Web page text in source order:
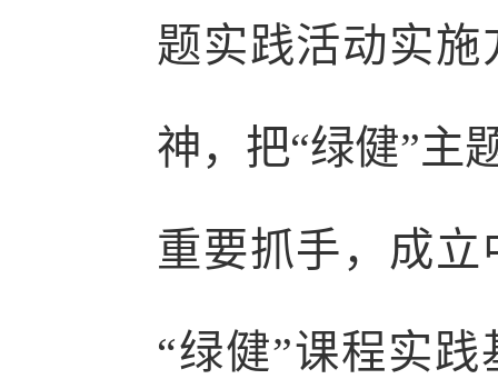
题实践活动实
神，把“绿健”主
重要抓手，成
“绿健”课程实